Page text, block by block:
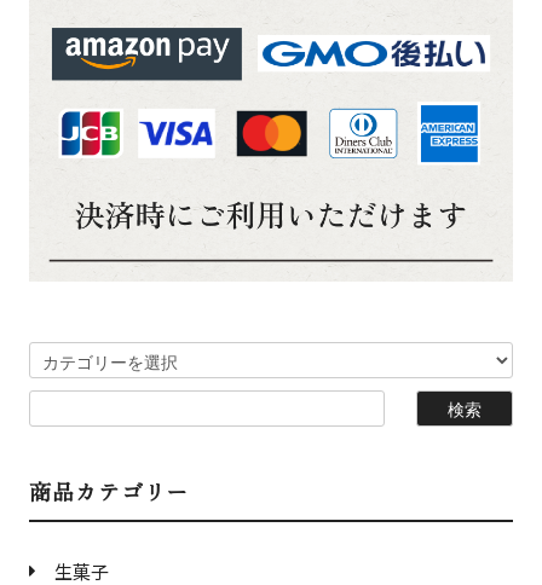
商品カテゴリー
生菓子